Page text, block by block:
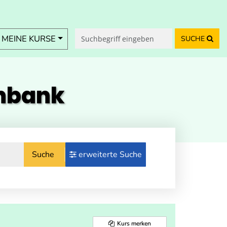
KURSE SUCHE
Suche erweiterte Suche
Kurs merken